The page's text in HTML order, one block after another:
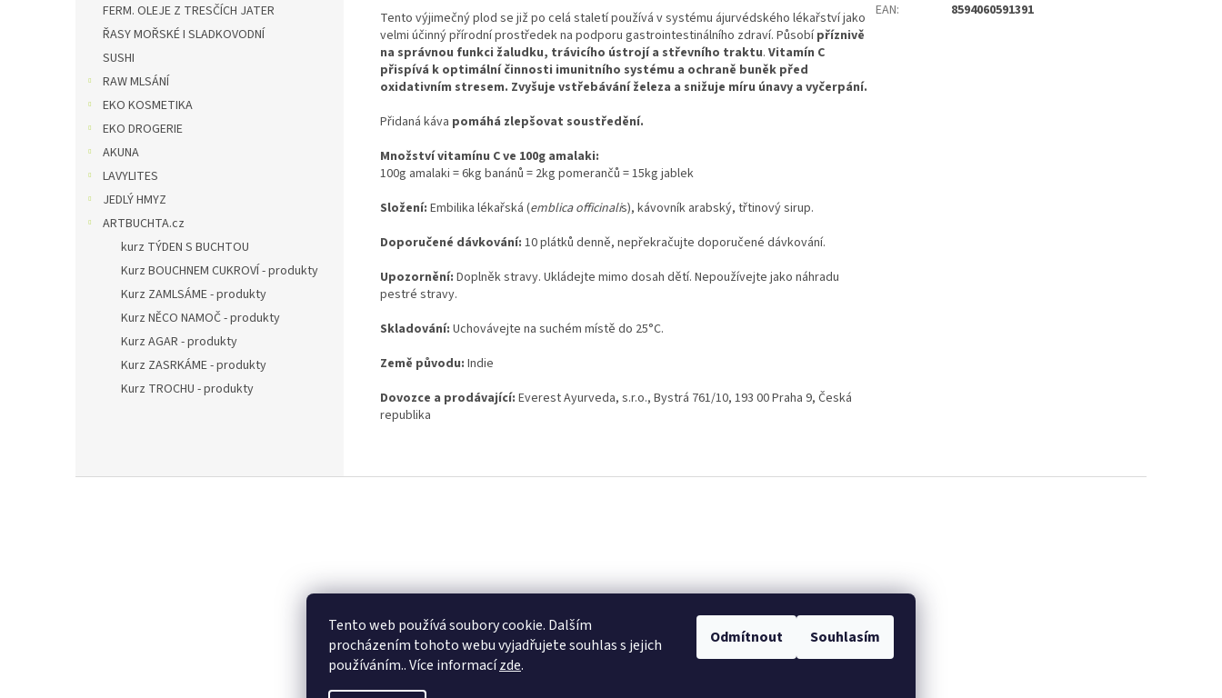
Tento web používá soubory cookie. Dalším
procházením tohoto webu vyjadřujete souhlas s jejich
používáním.. Více informacízde.
Odmítnout Souhlasím
FERM. OLEJE Z TRESČÍCH JATER
ŘASY MOŘSKÉ I SLADKOVODNÍ
SUSHI
RAW MLSÁNÍ
EKO KOSMETIKA
EKO DROGERIE
AKUNA
LAVYLITES
JEDLÝ HMYZ
ARTBUCHTA.cz
kurz TÝDEN S BUCHTOU
Kurz BOUCHNEM CUKROVÍ - produkty
Kurz ZAMLSÁME - produkty
Kurz NĚCO NAMOČ - produkty
Kurz AGAR - produkty
Kurz ZASRKÁME - produkty
Kurz TROCHU - produkty
Tento výjimečný plod se již po celá staletí používá v systému ájurvédského lékařství jako
velmi účinný přírodní prostředek na podporu gastrointestinálního zdraví. Působípříznivě
na správnou funkci žaludku, trávicího ústrojí a střevního traktu. Vitamín C
přispívá k optimální činnosti imunitního systému a ochraně buněk před
oxidativním stresem. Zvyšuje vstřebávání železa a snižuje míru únavy a vyčerpání.
Přidaná káva pomáhá zlepšovat soustředění.
Množství vitamínu C ve 100g amalaki:
100g amalaki = 6kg banánů = 2kg pomerančů = 15kg jablek
Složení: Embilika lékařská (emblica officinalis), kávovník arabský, třtinový sirup.
Doporučené dávkování: 10 plátků denně, nepřekračujte doporučené dávkování.
Upozornění: Doplněk stravy. Ukládejte mimo dosah dětí. Nepoužívejte jako náhradu
pestré stravy.
Skladování: Uchovávejte na suchém místě do 25°C.
Země původu: Indie
Dovozce a prodávající: Everest Ayurveda, s.r.o., Bystrá 761/10, 193 00 Praha 9, Česká
republika
EAN: 8594060591391